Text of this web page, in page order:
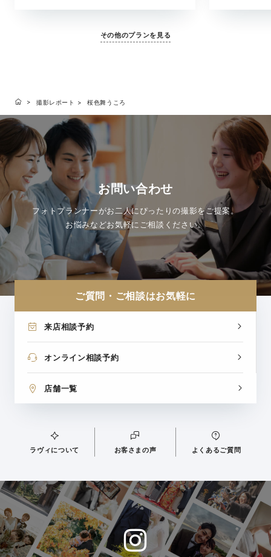
その他のプランを見る
撮影レポート 桜色舞うころ
お問い合わせ
フォトプランナーがお二人にぴったりの撮影をご提案。
お悩みなどお気軽にご相談ください。
ご質問・ご相談はお気軽に
来店相談予約
オンライン相談予約
店舗一覧
ラヴィについて お客さまの声 よくあるご質問